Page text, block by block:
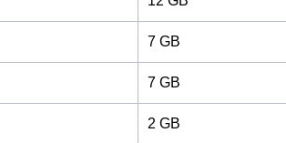
7 GB
7 GB
2 GB